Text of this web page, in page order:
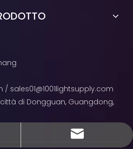
/ sales01@1001lightsupply.com
di Dongguan, Guangdong,